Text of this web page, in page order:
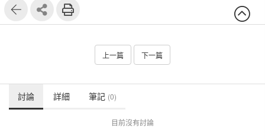
上一篇 下一篇
討論 詳細 筆記 (0)
目前沒有討論